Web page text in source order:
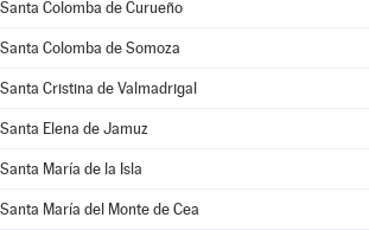
Santa Colomba de Curueño
Santa Colomba de Somoza
Santa Cristina de Valmadrigal
Santa Elena de Jamuz
Santa María de la Isla
Santa María del Monte de Cea